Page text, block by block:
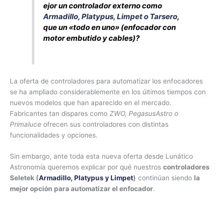
ejor un controlador externo como
Armadillo, Platypus, Limpet o Tarsero,
que un «todo en uno» (enfocador con
motor embutido y cables)?
La oferta de controladores para automatizar los enfocadores
se ha ampliado considerablemente en los últimos tiempos con
nuevos modelos que han aparecido en el mercado.
Fabricantes tan dispares como ZWO, PegasusAstro o
Primaluce ofrecen sus controladores con distintas
funcionalidades y opciones.
Sin embargo, ante toda esta nueva oferta desde Lunático
Astronomía queremos explicar por qué nuestros controladores
Seletek (Armadillo, Platypus y Limpet) continúan siendo la
mejor opción para automatizar el enfocador.